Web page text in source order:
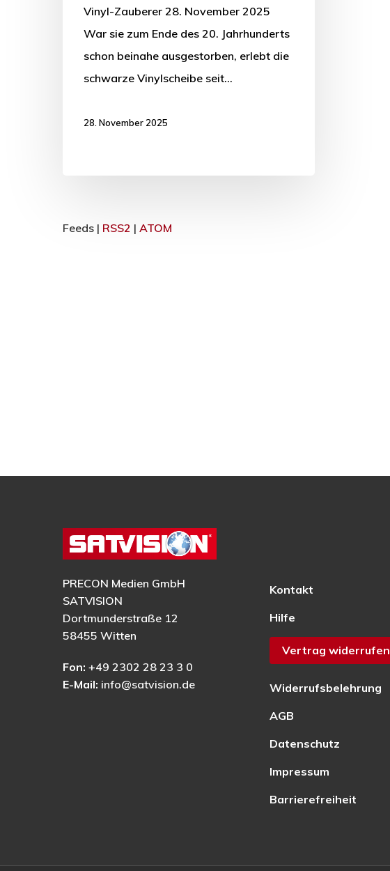
Vinyl-Zauberer 28. November 2025
War sie zum Ende des 20. Jahrhunderts
schon beinahe ausgestorben, erlebt die
schwarze Vinylscheibe seit…
28. November 2025
Feeds | RSS2 | ATOM
PRECON Medien GmbH
SATVISION
Dortmunderstraße 12
58455 Witten
Fon: +49 2302 28 23 3 0
E-Mail: info@satvision.de
Kontakt
Hilfe
Vertrag widerrufen
Widerrufsbelehrung
AGB
Datenschutz
Impressum
Barrierefreiheit